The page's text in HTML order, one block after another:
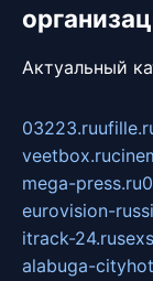
Актуальный
03223.ru
veetbox.ru
mega-press.ru
eurovision-
itrack-24.ru
alabuga-